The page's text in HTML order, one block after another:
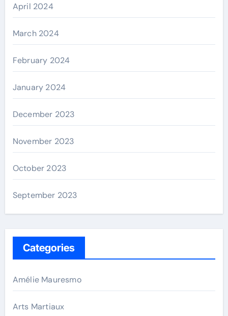
April 2024
March 2024
February 2024
January 2024
December 2023
November 2023
October 2023
September 2023
Categories
Amélie Mauresmo
Arts Martiaux